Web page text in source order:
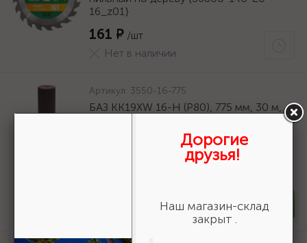
16_z01}
161 ₽ /шт
Нет в наличии
Артикул: 3550-16-775
БАЗ KK19XW 16-H (Р80), 775 мм, 30 м,
тканевой основе (3550-16-775)
+ шт
Дорогие
друзья!
Наш магазин-склад
закрыт .